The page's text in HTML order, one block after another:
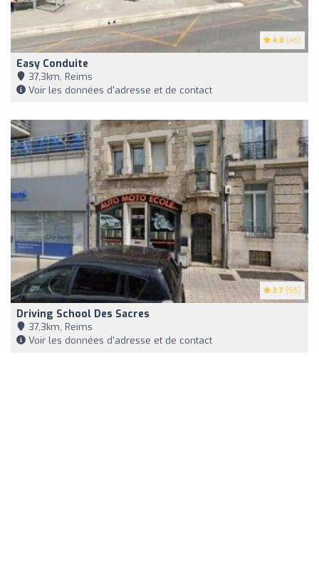
4.8 (46)
Easy Conduite
37,3km, Reims
Voir les données d'adresse et de contact
3.7 (55)
Driving School Des Sacres
37,3km, Reims
Voir les données d'adresse et de contact